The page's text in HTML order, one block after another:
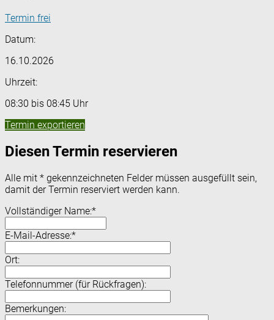
Termin frei
Datum:
16.10.2026
Uhrzeit:
08:30 bis 08:45 Uhr
Termin exportieren
Diesen Termin reservieren
Alle mit * gekennzeichneten Felder müssen ausgefüllt sein,
damit der Termin reserviert werden kann.
Vollständiger Name:*
E-Mail-Adresse:*
Ort:
Telefonnummer (für Rückfragen):
Bemerkungen: